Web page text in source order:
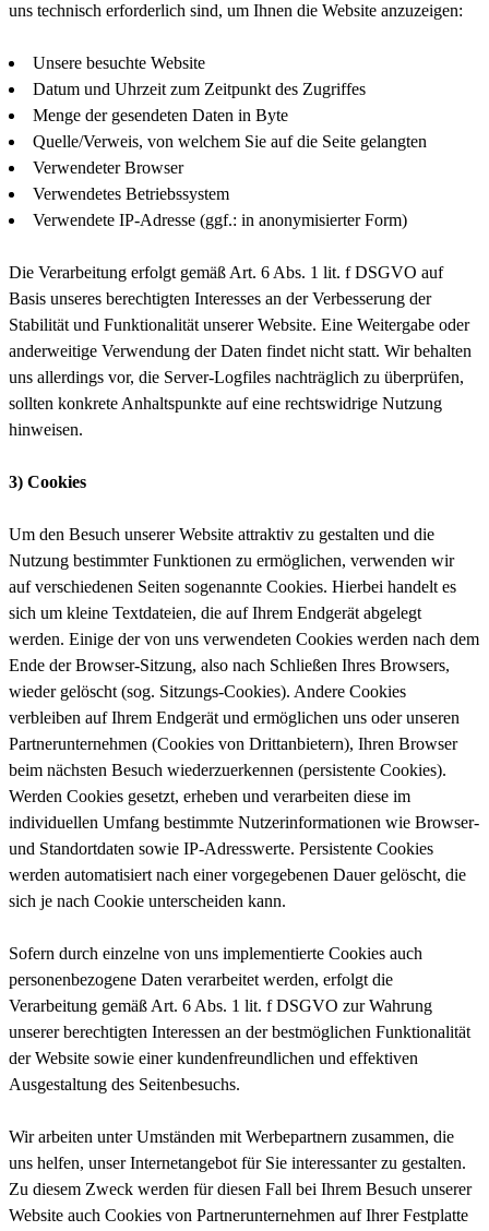
uns technisch erforderlich sind, um Ihnen die Website anzuzeigen:
Unsere besuchte Website
Datum und Uhrzeit zum Zeitpunkt des Zugriffes
Menge der gesendeten Daten in Byte
Quelle/Verweis, von welchem Sie auf die Seite gelangten
Verwendeter Browser
Verwendetes Betriebssystem
Verwendete IP-Adresse (ggf.: in anonymisierter Form)
Die Verarbeitung erfolgt gemäß Art. 6 Abs. 1 lit. f DSGVO auf
Basis unseres berechtigten Interesses an der Verbesserung der
Stabilität und Funktionalität unserer Website. Eine Weitergabe oder
anderweitige Verwendung der Daten findet nicht statt. Wir behalten
uns allerdings vor, die Server-Logfiles nachträglich zu überprüfen,
sollten konkrete Anhaltspunkte auf eine rechtswidrige Nutzung
hinweisen.
3) Cookies
Um den Besuch unserer Website attraktiv zu gestalten und die
Nutzung bestimmter Funktionen zu ermöglichen, verwenden wir
auf verschiedenen Seiten sogenannte Cookies. Hierbei handelt es
sich um kleine Textdateien, die auf Ihrem Endgerät abgelegt
werden. Einige der von uns verwendeten Cookies werden nach dem
Ende der Browser-Sitzung, also nach Schließen Ihres Browsers,
wieder gelöscht (sog. Sitzungs-Cookies). Andere Cookies
verbleiben auf Ihrem Endgerät und ermöglichen uns oder unseren
Partnerunternehmen (Cookies von Drittanbietern), Ihren Browser
beim nächsten Besuch wiederzuerkennen (persistente Cookies).
Werden Cookies gesetzt, erheben und verarbeiten diese im
individuellen Umfang bestimmte Nutzerinformationen wie Browser-
und Standortdaten sowie IP-Adresswerte. Persistente Cookies
werden automatisiert nach einer vorgegebenen Dauer gelöscht, die
sich je nach Cookie unterscheiden kann.
Sofern durch einzelne von uns implementierte Cookies auch
personenbezogene Daten verarbeitet werden, erfolgt die
Verarbeitung gemäß Art. 6 Abs. 1 lit. f DSGVO zur Wahrung
unserer berechtigten Interessen an der bestmöglichen Funktionalität
der Website sowie einer kundenfreundlichen und effektiven
Ausgestaltung des Seitenbesuchs.
Wir arbeiten unter Umständen mit Werbepartnern zusammen, die
uns helfen, unser Internetangebot für Sie interessanter zu gestalten.
Zu diesem Zweck werden für diesen Fall bei Ihrem Besuch unserer
Website auch Cookies von Partnerunternehmen auf Ihrer Festplatte